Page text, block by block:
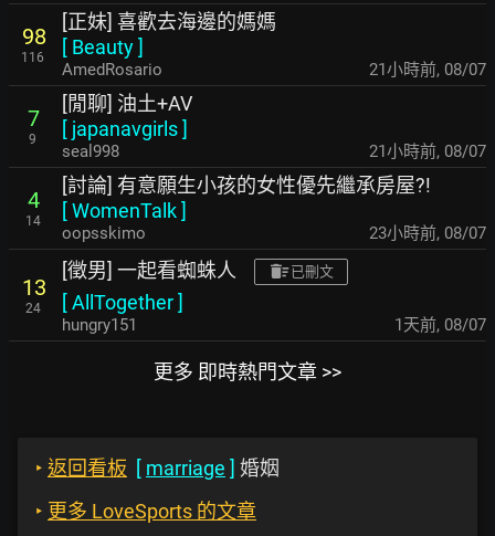
98
116
[正妹] 喜歡去海邊的媽媽
[ Beauty]
AmedRosario 21小時前, 08/07
7
9
[閒聊] 油土+AV
[ japanavgirls]
seal998 21小時前, 08/07
4
14
[討論] 有意願生小孩的女性優先繼承房屋?!
[WomenTalk]
oopsskimo 23小時前, 08/07
13
24
[徵男] 一起看蜘蛛人 已刪文
[AllTogether]
hungry151 1天前, 08/07
更多 即時熱門文章 >>
‣ 返回看板 [ marriage ] 婚姻
‣ 更多 LoveSports 的文章